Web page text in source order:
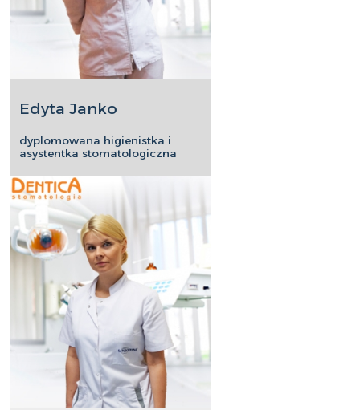
Edyta Janko
dyplomowana higienistka i
asystentka stomatologiczna